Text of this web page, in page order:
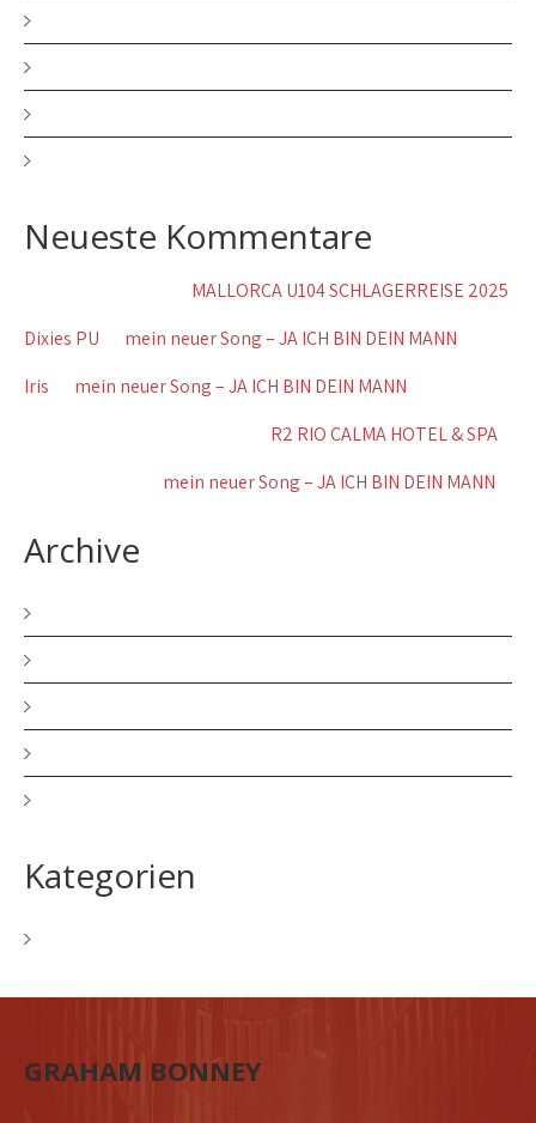
Neueste Kommentare
MALLORCA U104 SCHLAGERREISE 2025
Dixies PU
mein neuer Song – JA ICH BIN DEIN MANN
Iris
mein neuer Song – JA ICH BIN DEIN MANN
R2 RIO CALMA HOTEL & SPA
mein neuer Song – JA ICH BIN DEIN MANN
Archive
Kategorien
GRAHAM BONNEY